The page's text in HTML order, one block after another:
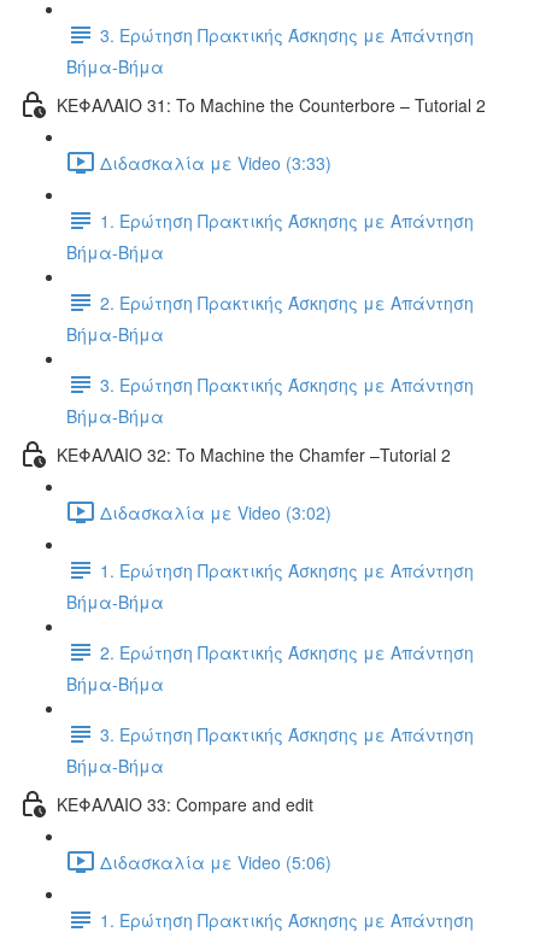
3. Ερώτηση Πρακτικής Άσκησης με Απάντηση
Βήμα-Βήμα
ΚΕΦΑΛΑΙΟ 31: To Machine the Counterbore – Tutorial 2
Διδασκαλία με Video (3:33)
1. Ερώτηση Πρακτικής Άσκησης με Απάντηση
Βήμα-Βήμα
2. Ερώτηση Πρακτικής Άσκησης με Απάντηση
Βήμα-Βήμα
3. Ερώτηση Πρακτικής Άσκησης με Απάντηση
Βήμα-Βήμα
ΚΕΦΑΛΑΙΟ 32: To Machine the Chamfer –Tutorial 2
Διδασκαλία με Video (3:02)
1. Ερώτηση Πρακτικής Άσκησης με Απάντηση
Βήμα-Βήμα
2. Ερώτηση Πρακτικής Άσκησης με Απάντηση
Βήμα-Βήμα
3. Ερώτηση Πρακτικής Άσκησης με Απάντηση
Βήμα-Βήμα
ΚΕΦΑΛΑΙΟ 33: Compare and edit
Διδασκαλία με Video (5:06)
1. Ερώτηση Πρακτικής Άσκησης με Απάντηση